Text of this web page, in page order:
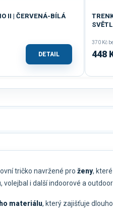
II | ČERVENÁ-BÍLÁ
DETAIL
370 Kč
448
tričko navržené pro ženy,
i další indoorové a
materiálu, který zajišťuje